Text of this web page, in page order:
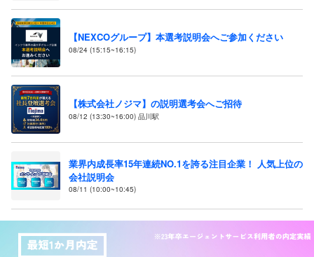
【NEXCOグループ】本選考説明会へご参加ください
08/24 (15:15~16:15)
【株式会社ノジマ】の説明選考会へご招待
08/12 (13:30~16:00) 品川駅
業界内成長率15年連続NO.1を誇る注目企業！ 人気上位の
会社説明会
08/11 (10:00~10:45)